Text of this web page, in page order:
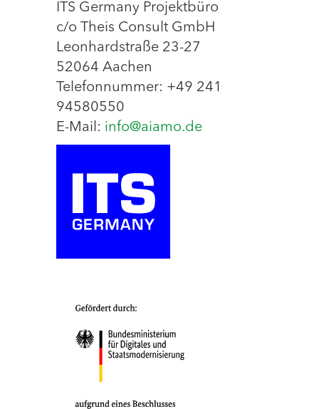
ITS Germany Projektbüro
c/o Theis Consult GmbH
Leonhardstraße 23-27
52064 Aachen
Telefonnummer: +49 241
94580550
E-Mail: info@aiamo.de